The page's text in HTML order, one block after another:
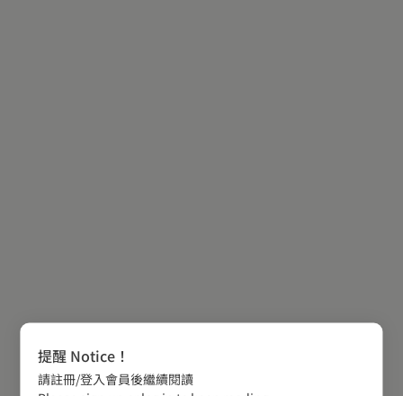
提醒 Notice！
請註冊/登入會員後繼續閱讀